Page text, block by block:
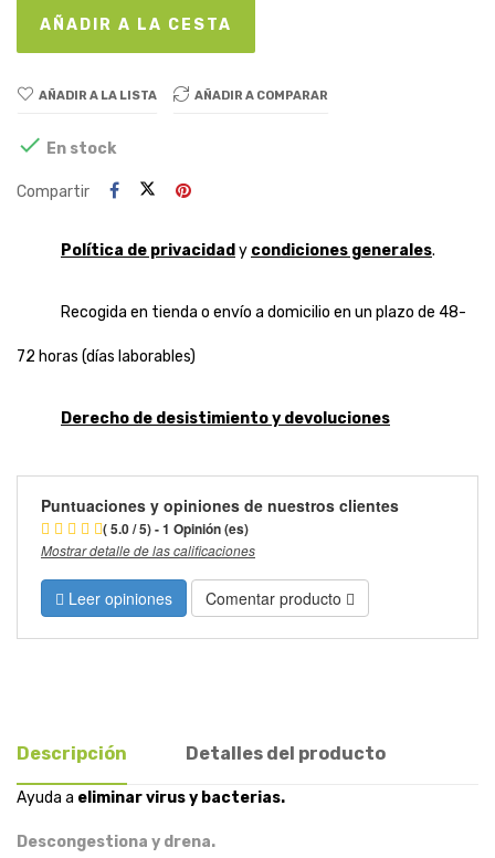
AÑADIR A LA CESTA
AÑADIR A LA LISTA AÑADIR A COMPARAR
 En stock
Compartir
Política de privacidad y condiciones generales.
Recogida en tienda o envío a domicilio en un plazo de 48-
72 horas (días laborables)
Derecho de desistimiento y devoluciones
Puntuaciones y opiniones de nuestros clientes
( 5.0 / 5) - 1 Opinión (es)
Mostrar detalle de las calificaciones
Leer opiniones Comentar producto
Descripción Detalles del producto
Ayuda a eliminar virus y bacterias.
Descongestiona y drena.